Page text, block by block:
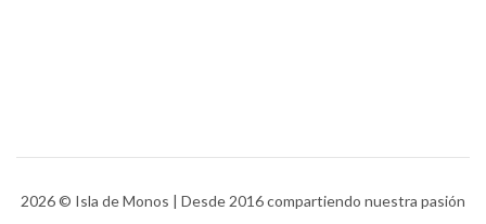
2026© Isla de Monos | Desde 2016 compartiendo nuestra pasión